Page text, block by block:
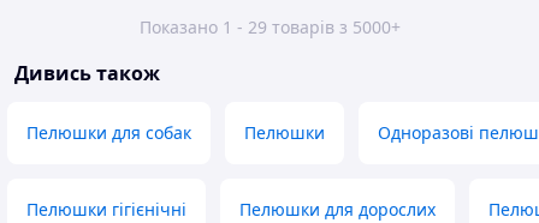
Показано 1 - 29 товарів з 5000+
Дивись також
Пелюшки для собак Пелюшки Одноразові
Пелюшки гігієнічні Пелюшки для дорослих